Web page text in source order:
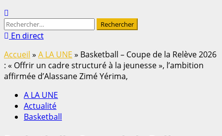
Rechercher :
En direct
Accueil » A LA UNE » Basketball – Coupe de la Relève 2026
: « Offrir un cadre structuré à la jeunesse », l’ambition
affirmée d’Alassane Zimé Yérima,
A LA UNE
Actualité
Basketball